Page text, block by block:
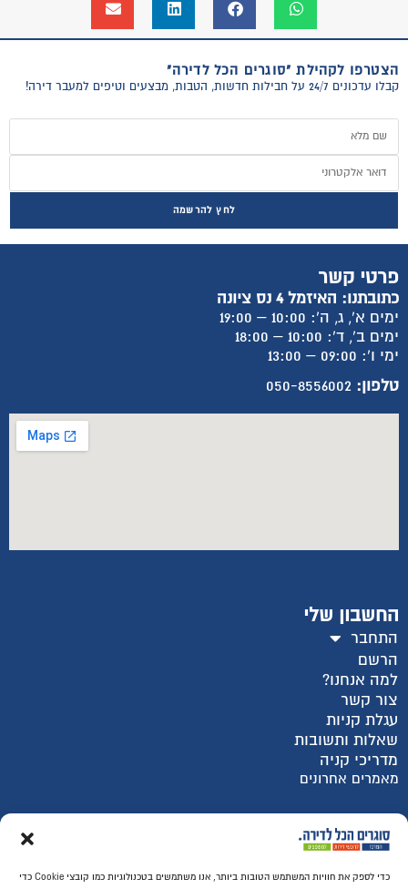
כדי לספק את חוויות המשתמש הטובות ביותר, אנו משתמשים בטכנולוגיות כמו קובצי Cookie כדי
הצטרפו לקהילת "סוגרים הכל לדירה"
קבלו עדכונים 24/7 על חבילות חדשות, הטבות, מבצעים וטיפים למעבר דירה!
לחץ להרשמה
פרטי קשר
כתובתנו: האיזמל 4 נס ציונה
ימים א', ג, ה': 10:00 – 19:00
ימים ב', ד': 10:00 – 18:00
ימי ו': 09:00 – 13:00
טלפון: 050-8556002
החשבון שלי
התחבר
הרשם
למה אנחנו?
צור קשר
עגלת קניות
שאלות ותשובות
מדריכי קניה
מאמרים אחרונים
רכישה מאובטחת SSL